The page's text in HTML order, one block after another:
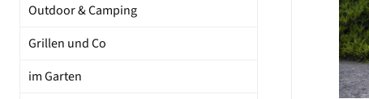
Outdoor & Camping
Grillen und Co
im Garten